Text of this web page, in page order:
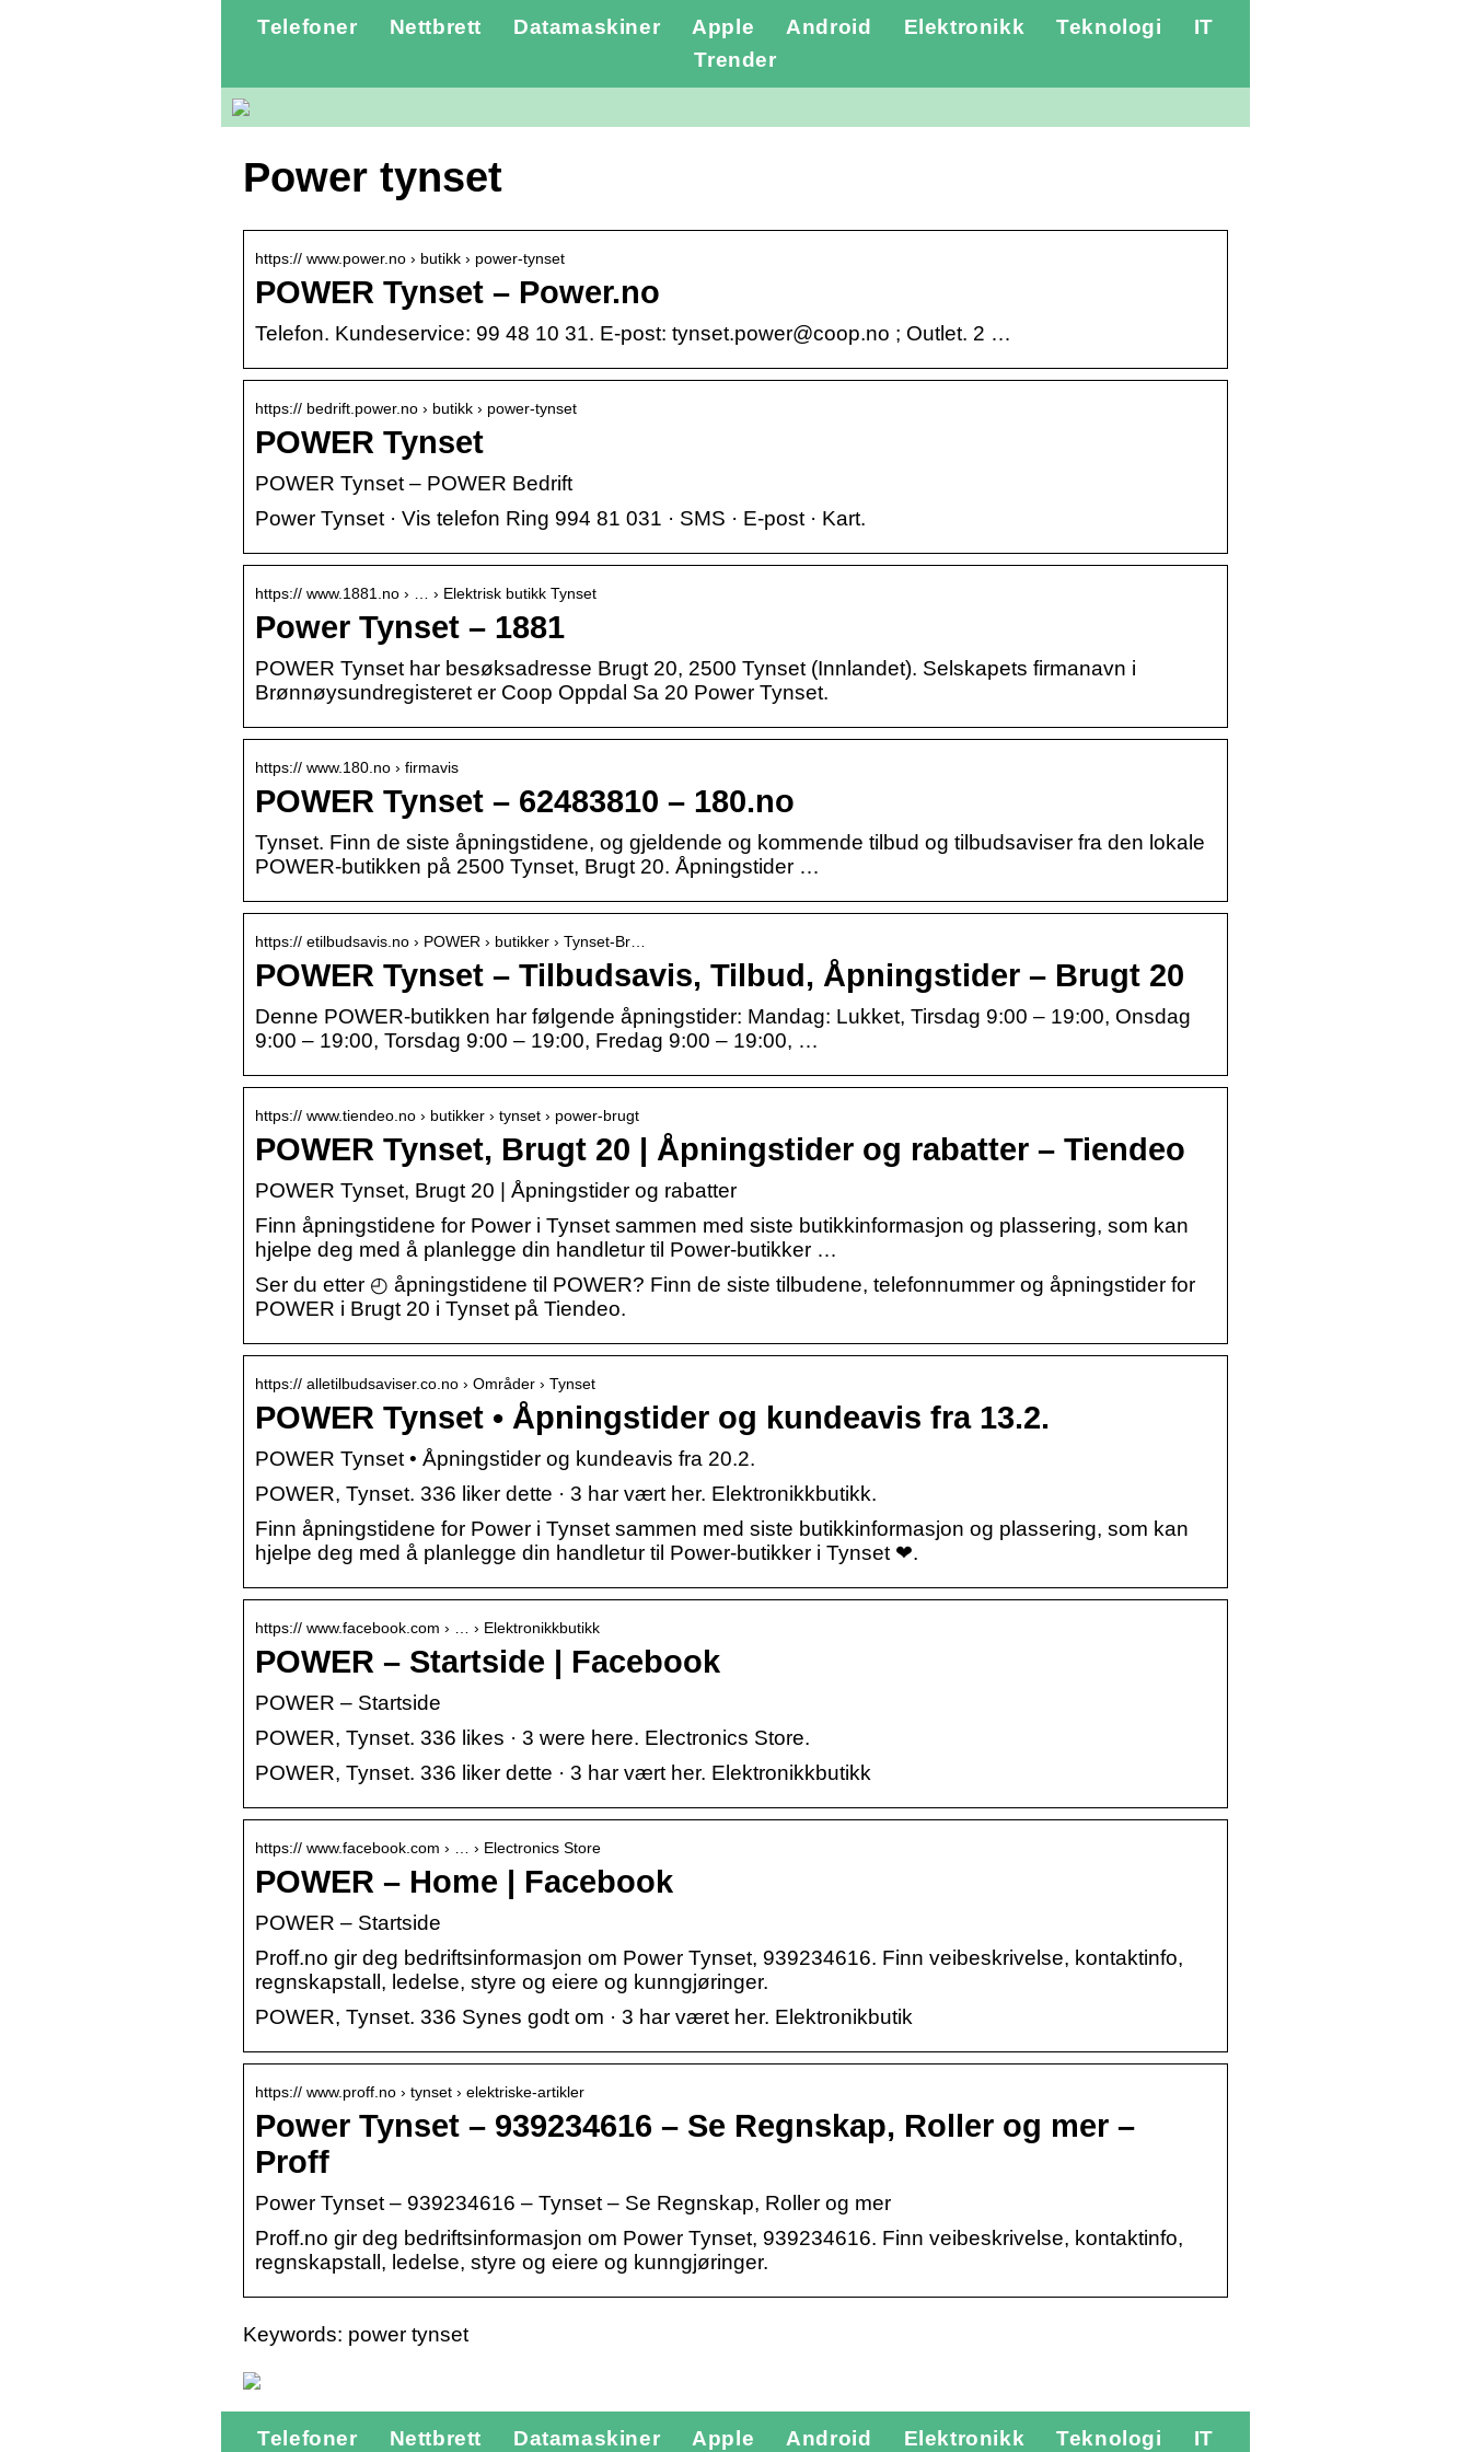
Telefoner Nettbrett Datamaskiner Apple Android Elektronikk Teknologi
IT
Trender
Power tynset
https:// www.power.no › butikk › power-tynset
POWER Tynset – Power.no
Telefon. Kundeservice: 99 48 10 31. E-post: tynset.power@coop.no ; Outlet. 2 …
https:// bedrift.power.no › butikk › power-tynset
POWER Tynset
POWER Tynset – POWER Bedrift
Power Tynset · Vis telefon Ring 994 81 031 · SMS · E-post · Kart.
https:// www.1881.no › … › Elektrisk butikk Tynset
Power Tynset – 1881
POWER Tynset har besøksadresse Brugt 20, 2500 Tynset (Innlandet). Selskapets firmanavn i
Brønnøysundregisteret er Coop Oppdal Sa 20 Power Tynset.
https:// www.180.no › firmavis
POWER Tynset – 62483810 – 180.no
Tynset. Finn de siste åpningstidene, og gjeldende og kommende tilbud og tilbudsaviser fra den lokale
POWER-butikken på 2500 Tynset, Brugt 20. Åpningstider …
https:// etilbudsavis.no › POWER › butikker › Tynset-Br…
POWER Tynset – Tilbudsavis, Tilbud, Åpningstider – Brugt 20
Denne POWER-butikken har følgende åpningstider: Mandag: Lukket, Tirsdag 9:00 – 19:00, Onsdag
9:00 – 19:00, Torsdag 9:00 – 19:00, Fredag 9:00 – 19:00, …
https:// www.tiendeo.no › butikker › tynset › power-brugt
POWER Tynset, Brugt 20 | Åpningstider og rabatter – Tiendeo
POWER Tynset, Brugt 20 | Åpningstider og rabatter
Finn åpningstidene for Power i Tynset sammen med siste butikkinformasjon og plassering, som kan
hjelpe deg med å planlegge din handletur til Power-butikker …
Ser du etter ◴ åpningstidene til POWER? Finn de siste tilbudene, telefonnummer og åpningstider for
POWER i Brugt 20 i Tynset på Tiendeo.
https:// alletilbudsaviser.co.no › Områder › Tynset
POWER Tynset • Åpningstider og kundeavis fra 13.2.
POWER Tynset • Åpningstider og kundeavis fra 20.2.
POWER, Tynset. 336 liker dette · 3 har vært her. Elektronikkbutikk.
Finn åpningstidene for Power i Tynset sammen med siste butikkinformasjon og plassering, som kan
hjelpe deg med å planlegge din handletur til Power-butikker i Tynset ❤.
https:// www.facebook.com › … › Elektronikkbutikk
POWER – Startside | Facebook
POWER – Startside
POWER, Tynset. 336 likes · 3 were here. Electronics Store.
POWER, Tynset. 336 liker dette · 3 har vært her. Elektronikkbutikk
https:// www.facebook.com › … › Electronics Store
POWER – Home | Facebook
POWER – Startside
Proff.no gir deg bedriftsinformasjon om Power Tynset, 939234616. Finn veibeskrivelse, kontaktinfo,
regnskapstall, ledelse, styre og eiere og kunngjøringer.
POWER, Tynset. 336 Synes godt om · 3 har været her. Elektronikbutik
https:// www.proff.no › tynset › elektriske-artikler
Power Tynset – 939234616 – Se Regnskap, Roller og mer –
Proff
Power Tynset – 939234616 – Tynset – Se Regnskap, Roller og mer
Proff.no gir deg bedriftsinformasjon om Power Tynset, 939234616. Finn veibeskrivelse, kontaktinfo,
regnskapstall, ledelse, styre og eiere og kunngjøringer.
Keywords: power tynset
Telefoner Nettbrett Datamaskiner Apple Android Elektronikk Teknologi IT